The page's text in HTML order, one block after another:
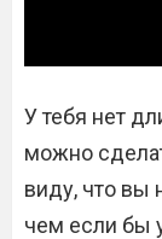
У тебя нет
можно
виду, что вы
чем если бы